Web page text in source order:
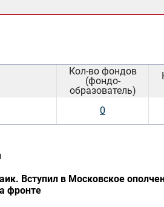
Кол-во фондов
(фондо-
образователь)
0
Вступил в Московское
фронте